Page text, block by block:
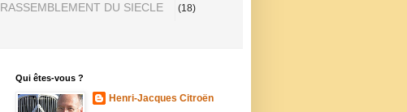
RASSEMBLEMENT DU SIECLE (18)
Qui êtes-vous ?
Henri-Jacques Citroën